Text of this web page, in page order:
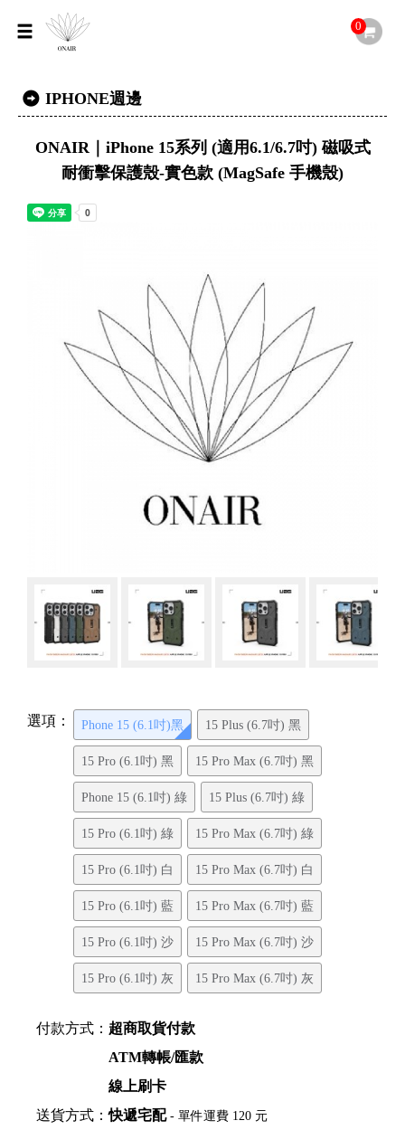
0
IPHONE週邊
ONAIR｜iPhone 15系列 (適用6.1/6.7吋) 磁吸式
耐衝擊保護殼-實色款 (MagSafe 手機殼)
選項： Phone 15 (6.1吋)黑 15 Plus (6.7吋) 黑
15 Pro (6.1吋) 黑 15 Pro Max (6.7吋) 黑
Phone 15 (6.1吋) 綠 15 Plus (6.7吋) 綠
15 Pro (6.1吋) 綠 15 Pro Max (6.7吋) 綠
15 Pro (6.1吋) 白 15 Pro Max (6.7吋) 白
15 Pro (6.1吋) 藍 15 Pro Max (6.7吋) 藍
15 Pro (6.1吋) 沙 15 Pro Max (6.7吋) 沙
15 Pro (6.1吋) 灰 15 Pro Max (6.7吋) 灰
付款方式： 超商取貨付款
ATM轉帳/匯款
線上刷卡
送貨方式：快遞宅配- 單件運費 120 元